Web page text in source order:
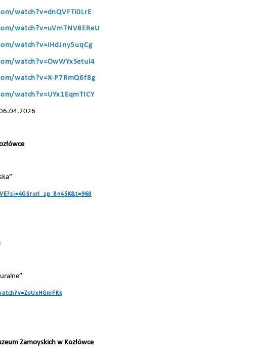
watch?v=dnQVFTi0LrE
watch?v=uVmTNV8EReU
watch?v=IHdJny5uqCg
watch?v=OwWYxSetul4
watch?v=X-P7RmQ6f8g
watch?v=UYx1EqmTICY
Zamoyskich w Kozłówce